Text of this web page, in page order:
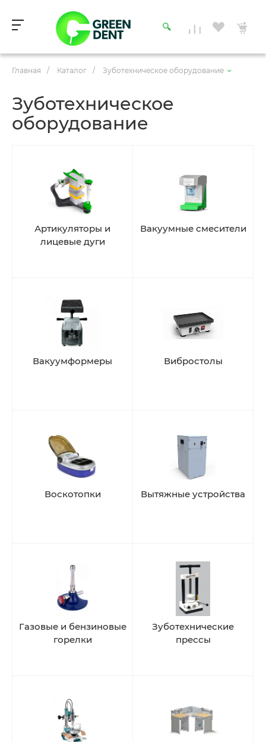
Главная / Каталог / Зуботехническое оборудование
Зуботехническое
оборудование
Артикуляторы и
лицевые дуги
Вакуумные смесители
Вакуумформеры Вибростолы
Воскотопки Вытяжные устройства
Газовые и бензиновые
горелки
Зуботехнические
прессы